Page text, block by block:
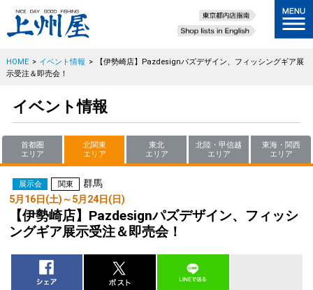
HOME > イベント情報 >
【伊勢崎店】Pazdesignパズデザイン、フィッシングギア展
示受注＆即売会！
イベント情報
首都圏
エリア
北関東
エリア
東北
エリア
北陸・甲信越
エリア
東海・関西
エリア
展示会 関東
群馬
5月16日(土)～5月24日(日)
【伊勢崎店】Pazdesignパズデザイン、フィッシ
ングギア展示受注＆即売会！